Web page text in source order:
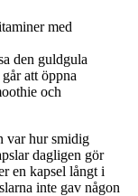
den guldgula
att öppna
och
var hur smidig
dagligen gör
en kapsel långt i
inte gav någon